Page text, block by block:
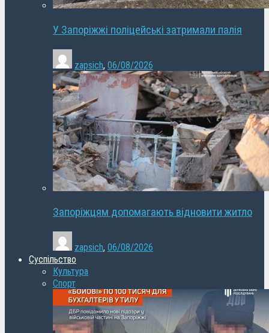
У Запоріжжі поліцейські затримали палія
zapsich, 06/08/2026
Запоріжцям допомагають відновити житло
zapsich, 06/08/2026
Суспільство
Культура
Спорт